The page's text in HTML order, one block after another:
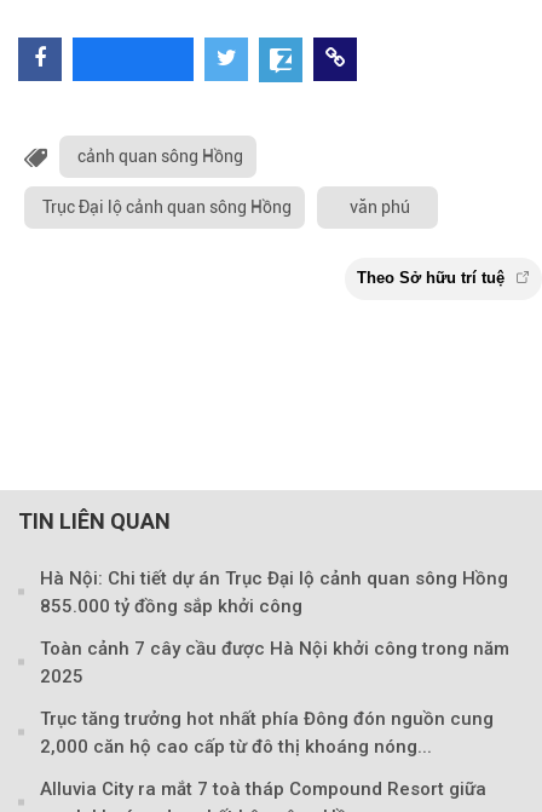
cảnh quan sông Hồng
Trục Đại lộ cảnh quan sông Hồng văn phú
TIN LIÊN QUAN
Hà Nội: Chi tiết dự án Trục Đại lộ cảnh quan sông Hồng
855.000 tỷ đồng sắp khởi công
Toàn cảnh 7 cây cầu được Hà Nội khởi công trong năm
2025
Trục tăng trưởng hot nhất phía Đông đón nguồn cung
2,000 căn hộ cao cấp từ đô thị khoáng nóng...
Alluvia City ra mắt 7 toà tháp Compound Resort giữa